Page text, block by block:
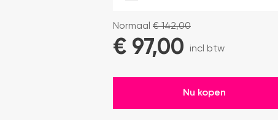
Normaal €142,00
€ 97,00 incl btw
Nu kopen